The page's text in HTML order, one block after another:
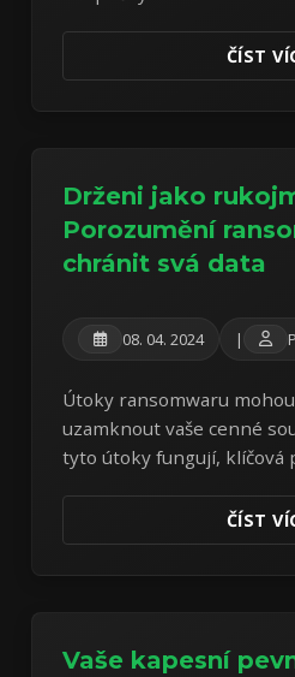
nákupním podvodům.
ČÍST
Drženi jako
Porozumění
chránit svá data
08. 04. 2024 |
Útoky ransomwaru
uzamknout vaše cenné
tyto útoky fungují, klíčová
ČÍST
Vaše kapesní